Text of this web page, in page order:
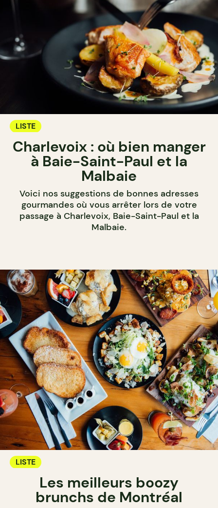
LISTE
Charlevoix : où bien manger
à Baie-Saint-Paul et la
Malbaie
Voici nos suggestions de bonnes adresses
gourmandes où vous arrêter lors de votre
passage à Charlevoix, Baie-Saint-Paul et la
Malbaie.
LISTE
Les meilleurs boozy
brunchs de Montréal